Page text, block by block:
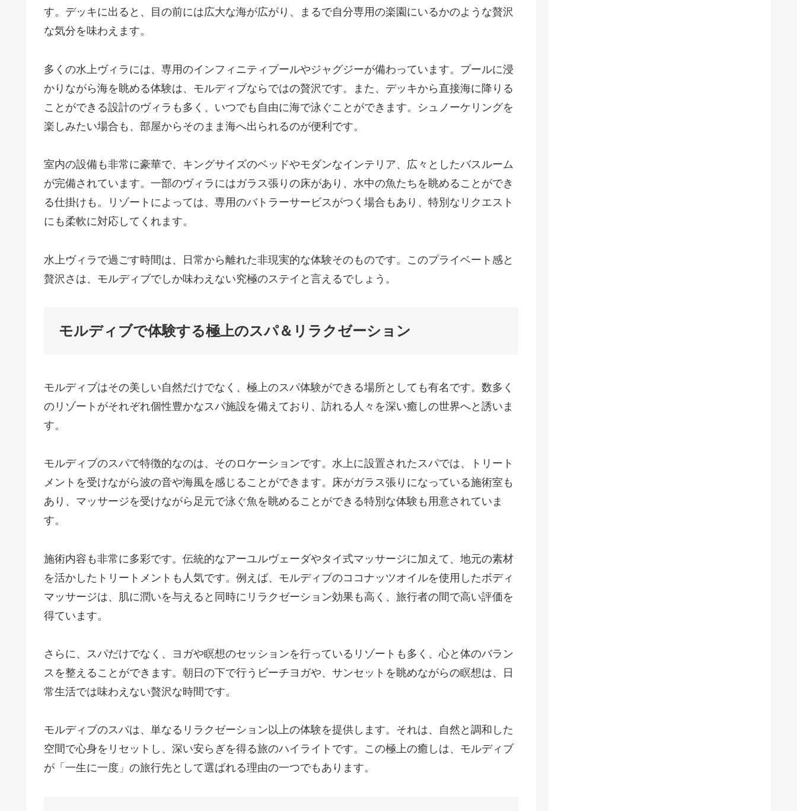
す。デッキに出ると、目の前には広大な海が広がり、まるで自分専用の楽園にいるかのような贅沢
な気分を味わえます。
多くの水上ヴィラには、専用のインフィニティプールやジャグジーが備わっています。プールに浸
かりながら海を眺める体験は、モルディブならではの贅沢です。また、デッキから直接海に降りる
ことができる設計のヴィラも多く、いつでも自由に海で泳ぐことができます。シュノーケリングを
楽しみたい場合も、部屋からそのまま海へ出られるのが便利です。
室内の設備も非常に豪華で、キングサイズのベッドやモダンなインテリア、広々としたバスルーム
が完備されています。一部のヴィラにはガラス張りの床があり、水中の魚たちを眺めることができ
る仕掛けも。リゾートによっては、専用のバトラーサービスがつく場合もあり、特別なリクエスト
にも柔軟に対応してくれます。
水上ヴィラで過ごす時間は、日常から離れた非現実的な体験そのものです。このプライベート感と
贅沢さは、モルディブでしか味わえない究極のステイと言えるでしょう。
モルディブで体験する極上のスパ＆リラクゼーション
モルディブはその美しい自然だけでなく、極上のスパ体験ができる場所としても有名です。数多く
のリゾートがそれぞれ個性豊かなスパ施設を備えており、訪れる人々を深い癒しの世界へと誘いま
す。
モルディブのスパで特徴的なのは、そのロケーションです。水上に設置されたスパでは、トリート
メントを受けながら波の音や海風を感じることができます。床がガラス張りになっている施術室も
あり、マッサージを受けながら足元で泳ぐ魚を眺めることができる特別な体験も用意されていま
す。
施術内容も非常に多彩です。伝統的なアーユルヴェーダやタイ式マッサージに加えて、地元の素材
を活かしたトリートメントも人気です。例えば、モルディブのココナッツオイルを使用したボディ
マッサージは、肌に潤いを与えると同時にリラクゼーション効果も高く、旅行者の間で高い評価を
得ています。
さらに、スパだけでなく、ヨガや瞑想のセッションを行っているリゾートも多く、心と体のバラン
スを整えることができます。朝日の下で行うビーチヨガや、サンセットを眺めながらの瞑想は、日
常生活では味わえない贅沢な時間です。
モルディブのスパは、単なるリラクゼーション以上の体験を提供します。それは、自然と調和した
空間で心身をリセットし、深い安らぎを得る旅のハイライトです。この極上の癒しは、モルディブ
が「一生に一度」の旅行先として選ばれる理由の一つでもあります。